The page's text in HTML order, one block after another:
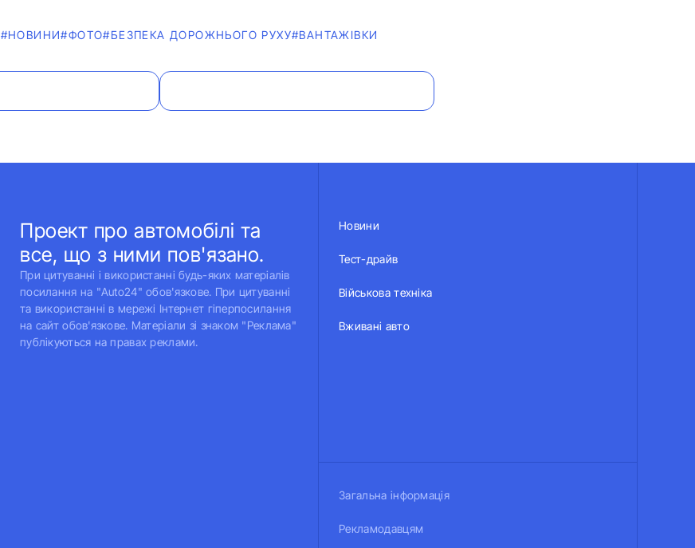
#НОВИНИ#ФОТО#БЕЗПЕКА ДОРОЖНЬОГО РУХУ#ВАНТАЖІВКИ
Проект про автомобілі та
все, що з ними пов'язано.
При цитуванні і використанні будь-яких матеріалів
посилання на "Auto24" обов'язкове. При цитуванні
та використанні в мережі Інтернет гіперпосилання
на сайт обов'язкове. Матеріали зі знаком "Реклама"
публікуються на правах реклами.
Новини
Тест-драйв
Військова техніка
Вживані авто
Загальна інформація
Рекламодавцям